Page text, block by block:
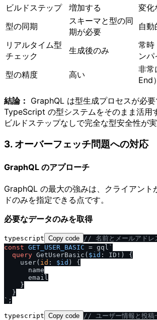
ビルドステップ
増加する
変化
型の同期
スキーマと型の同
期が必要
自動
リアルタイム型
チェック
生成後のみ
常時
ンパ
型の精度
高い
非
End）
結論： GraphQL は型生成プロセスが必
TypeScript の型システムをそのまま活用
ビルドステップなしで完全な型安全性が実
3. オーバーフェッチ問題への対応
GraphQL のアプローチ
GraphQL の最大の強みは、クライアント
ドのみを指定できる点です。
必要なデータのみを取得
typescript Copy code / / 名前とメールアドレ
const GET_USER_BASIC = gql`
query GetUserBasic ( $id : ID ! )
{
    user
( id : $id ) {
      name
      email
}
}
`
typescript Copy code / / ユーザー情報と投稿